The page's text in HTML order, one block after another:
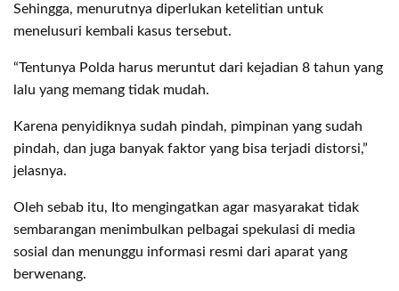
Sehingga, menurutnya diperlukan ketelitian untuk
menelusuri kembali kasus tersebut.
“Tentunya Polda harus meruntut dari kejadian 8 tahun yang
lalu yang memang tidak mudah.
Karena penyidiknya sudah pindah, pimpinan yang sudah
pindah, dan juga banyak faktor yang bisa terjadi distorsi,”
jelasnya.
Oleh sebab itu, Ito mengingatkan agar masyarakat tidak
sembarangan menimbulkan pelbagai spekulasi di media
sosial dan menunggu informasi resmi dari aparat yang
berwenang.